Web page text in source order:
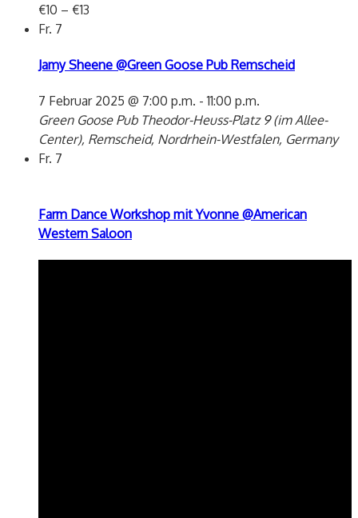
€10 – €13
Fr. 7
Jamy Sheene @Green Goose Pub Remscheid
7 Februar 2025 @ 7:00 p.m. -11:00 p.m.
Green Goose Pub Theodor-Heuss-Platz 9 (im Allee-
Center), Remscheid, Nordrhein-Westfalen, Germany
Fr. 7
Farm Dance Workshop mit Yvonne @American
Western Saloon